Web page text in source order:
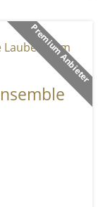
Premium Anbieter